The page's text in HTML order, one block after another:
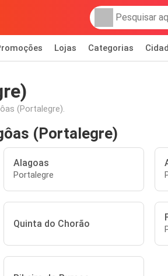
Lojas Categorias
(Portalegre).
(Portalegre)
Alagoas
Portalegre
Quinta do Chorão